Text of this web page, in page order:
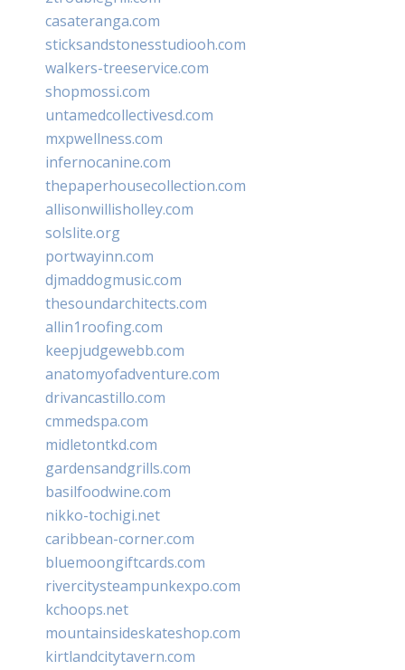
casateranga.com
sticksandstonesstudiooh.com
walkers-treeservice.com
shopmossi.com
untamedcollectivesd.com
mxpwellness.com
infernocanine.com
thepaperhousecollection.com
allisonwillisholley.com
solslite.org
portwayinn.com
djmaddogmusic.com
thesoundarchitects.com
allin1roofing.com
keepjudgewebb.com
anatomyofadventure.com
drivancastillo.com
cmmedspa.com
midletontkd.com
gardensandgrills.com
basilfoodwine.com
nikko-tochigi.net
caribbean-corner.com
bluemoongiftcards.com
rivercitysteampunkexpo.com
kchoops.net
mountainsideskateshop.com
kirtlandcitytavern.com